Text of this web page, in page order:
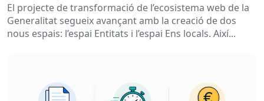
El projecte de transformació de l’ecosistema web de la
Generalitat segueix avançant amb la creació de dos
nous espais: l’espai Entitats i l’espai Ens locals. Així...